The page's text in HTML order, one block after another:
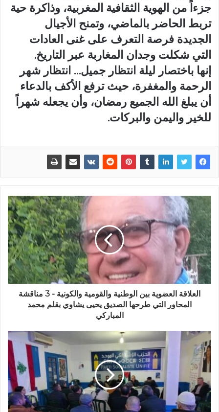
جزءاً من الهوية الثقافية المغربية، وذاكرة حية
تربط الحاضر بالماضي، وتمنح الأجيال
الجديدة فرصة التعرف على غنى العادات
التي شكلت وجدان المغاربة عبر التاريخ.
إنها باختصار ليلة انتظار جميل… انتظار شهر
الرحمة والمغفرة، حيث ترفع الأكف بالدعاء
أن يبلغ الله الجميع رمضان، وأن يجعله شهراً
للخير واليمن والبركات.
العلاقة العضوية بين الوطنية والقومية والكونية - 3 مناقشة
المحاور التي طرحها الصديق يحيى يشاوي بقلم محمد
المباركي